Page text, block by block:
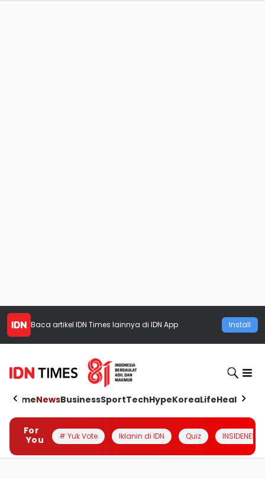
Baca artikel IDN Times lainnya di IDN App Install
HomeNewsBusinessSportTechHypeKoreaLifeHealth
For
You
# Yuk Vote Iklanin di IDN Quiz INSIDENESIA